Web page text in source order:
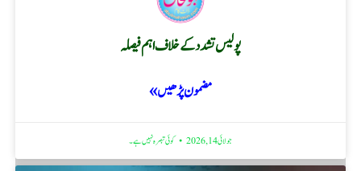
پولیس تشدد کے خلاف اہم فیصلہ
مضمون پڑھیں »
جولائی 14, 2026 کوئی تبصرہ نہیں ہے۔